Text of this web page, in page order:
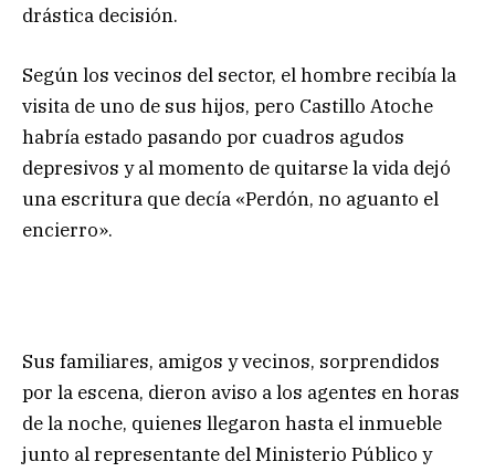
drástica decisión.
Según los vecinos del sector, el hombre recibía la
visita de uno de sus hijos, pero Castillo Atoche
habría estado pasando por cuadros agudos
depresivos y al momento de quitarse la vida dejó
una escritura que decía «Perdón, no aguanto el
encierro».
Sus familiares, amigos y vecinos, sorprendidos
por la escena, dieron aviso a los agentes en horas
de la noche, quienes llegaron hasta el inmueble
junto al representante del Ministerio Público y